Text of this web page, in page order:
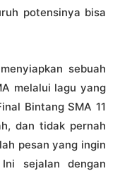
potensinya bisa
sebuah
melalui lagu yang
Bintang SMA 11
dan tidak pernah
pesan yang ingin
sejalan dengan